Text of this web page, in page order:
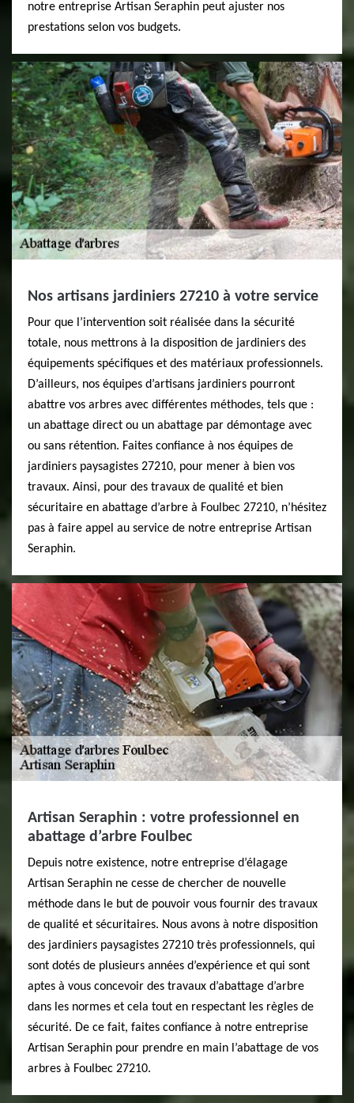
notre entreprise Artisan Seraphin peut ajuster nos
prestations selon vos budgets.
Nos artisans jardiniers 27210 à votre service
Pour que l’intervention soit réalisée dans la sécurité
totale, nous mettrons à la disposition de jardiniers des
équipements spécifiques et des matériaux professionnels.
D’ailleurs, nos équipes d’artisans jardiniers pourront
abattre vos arbres avec différentes méthodes, tels que :
un abattage direct ou un abattage par démontage avec
ou sans rétention. Faites confiance à nos équipes de
jardiniers paysagistes 27210, pour mener à bien vos
travaux. Ainsi, pour des travaux de qualité et bien
sécuritaire en abattage d’arbre à Foulbec 27210, n’hésitez
pas à faire appel au service de notre entreprise Artisan
Seraphin.
Artisan Seraphin : votre professionnel en
abattage d’arbre Foulbec
Depuis notre existence, notre entreprise d’élagage
Artisan Seraphin ne cesse de chercher de nouvelle
méthode dans le but de pouvoir vous fournir des travaux
de qualité et sécuritaires. Nous avons à notre disposition
des jardiniers paysagistes 27210 très professionnels, qui
sont dotés de plusieurs années d’expérience et qui sont
aptes à vous concevoir des travaux d’abattage d’arbre
dans les normes et cela tout en respectant les règles de
sécurité. De ce fait, faites confiance à notre entreprise
Artisan Seraphin pour prendre en main l’abattage de vos
arbres à Foulbec 27210.